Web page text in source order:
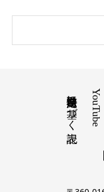
YouTube
特定商取引法に基づく表記